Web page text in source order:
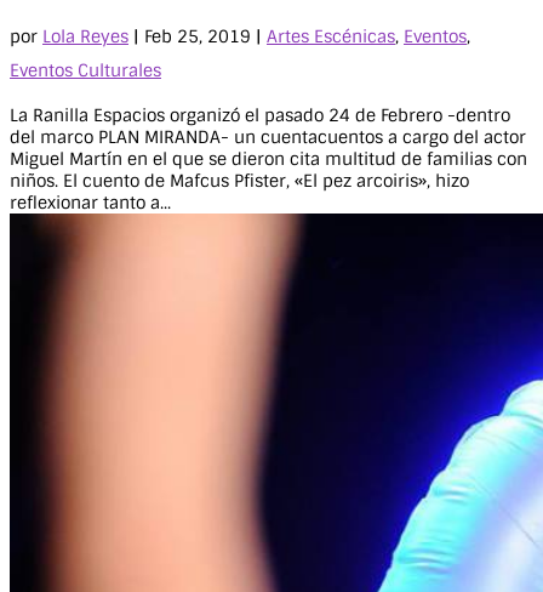
por Lola Reyes | Feb 25, 2019 | Artes Escénicas, Eventos,
Eventos Culturales
La Ranilla Espacios organizó el pasado 24 de Febrero -dentro
del marco PLAN MIRANDA- un cuentacuentos a cargo del actor
Miguel Martín en el que se dieron cita multitud de familias con
niños. El cuento de Mafcus Pfister, «El pez arcoiris», hizo
reflexionar tanto a...